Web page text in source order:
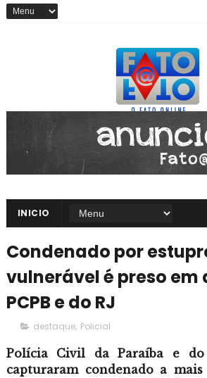
INICIO
Condenado por
vulnerável é preso em
PCPB e do RJ
destaque, Policial
Polícia Civil da Paraíba e
capturaram condenado a